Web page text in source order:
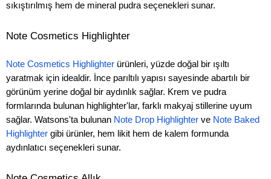
sıkıştırılmış hem de mineral pudra seçenekleri sunar.
Note Cosmetics Highlighter
Note Cosmetics Highlighter ürünleri, yüzde doğal bir ışıltı
yaratmak için idealdir. İnce parıltılı yapısı sayesinde abartılı bir
görünüm yerine doğal bir aydınlık sağlar. Krem ve pudra
formlarında bulunan highlighter'lar, farklı makyaj stillerine uyum
sağlar. Watsons'ta bulunan Note Drop Highlighter ve Note Baked
Highlighter gibi ürünler, hem likit hem de kalem formunda
aydınlatıcı seçenekleri sunar.